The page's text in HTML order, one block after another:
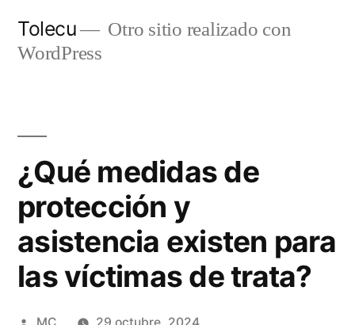
Tolecu
Otro sitio realizado con
WordPress
¿Qué medidas de
protección y
asistencia existen para
las víctimas de trata?
Publicado